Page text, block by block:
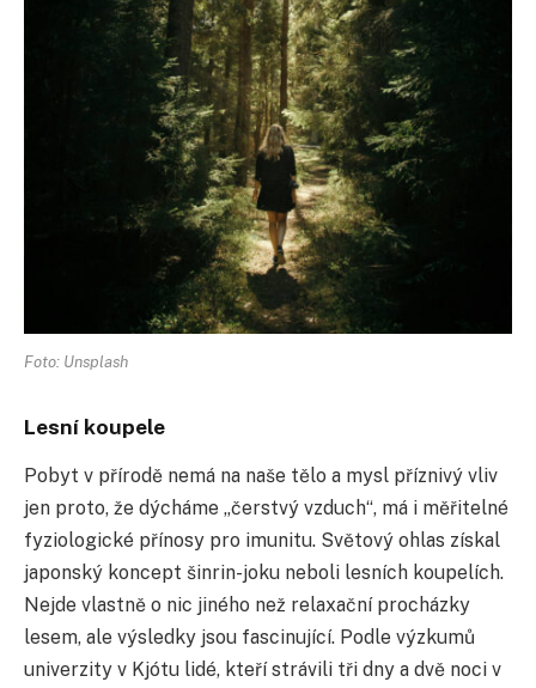
Foto: Unsplash
Lesní koupele
Pobyt v přírodě nemá na naše tělo a mysl příznivý vliv
jen proto, že dýcháme „čerstvý vzduch“, má i měřitelné
fyziologické přínosy pro imunitu. Světový ohlas získal
japonský koncept šinrin-joku neboli lesních koupelích.
Nejde vlastně o nic jiného než relaxační procházky
lesem, ale výsledky jsou fascinující. Podle výzkumů
univerzity v Kjótu lidé, kteří strávili tři dny a dvě noci v